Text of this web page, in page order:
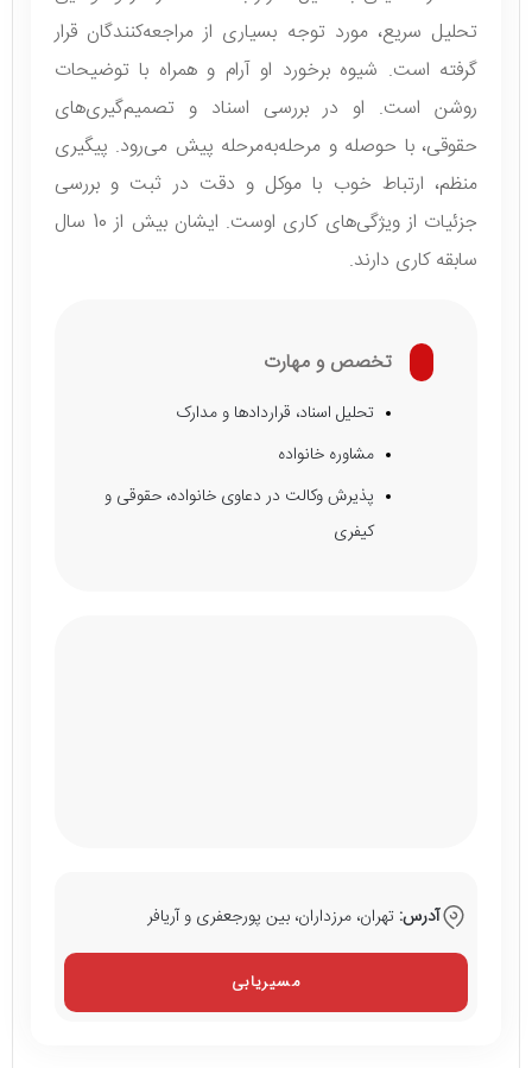
تحلیل سریع، مورد توجه بسیاری از مراجعه‌کنندگان قرار
گرفته است. شیوه برخورد او آرام و همراه با توضیحات
روشن است. او در بررسی اسناد و تصمیم‌گیری‌های
حقوقی، با حوصله و مرحله‌به‌مرحله پیش می‌رود. پیگیری
منظم، ارتباط خوب با موکل و دقت در ثبت و بررسی
جزئیات از ویژگی‌های کاری اوست. ایشان بیش از 10 سال
سابقه کاری دارند.
تخصص و مهارت
تحلیل اسناد، قراردادها و مدارک
مشاوره خانواده
پذیرش وکالت در دعاوی خانواده، حقوقی و
کیفری
آدرس: تهران، مرزداران، بین پورجعفری و آریافر
مسیریابی